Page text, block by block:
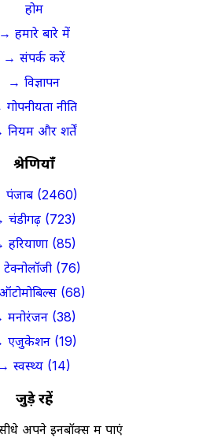
होम
→ हमारे बारे में
→ संपर्क करें
→ विज्ञापन
नीति
नियम और शर्तें
श्रेणियाँ
पंजाब (2460)
चंडीगढ़ (723)
हरियाणा (85)
(76)
(68)
मनोरंजन (38)
एजुकेशन (19)
→ स्वस्थ्य (14)
जुड़े रहें
अपने इनबॉक्स में पाएं